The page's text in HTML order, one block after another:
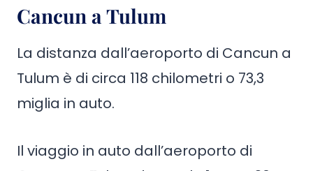
Cancun a Tulum
La distanza dall’aeroporto di Cancun a
Tulum è di circa 118 chilometri o 73,3
miglia in auto.
Il viaggio in auto dall’aeroporto di